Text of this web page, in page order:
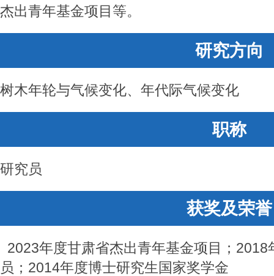
杰出青年基金项目等。
研究方向
树木年轮与气候变化、年代际气候变化
职称
研究员
获奖及荣誉
2023年度甘肃省杰出青年基金项目；
员；2014年度博士研究生国家奖学金